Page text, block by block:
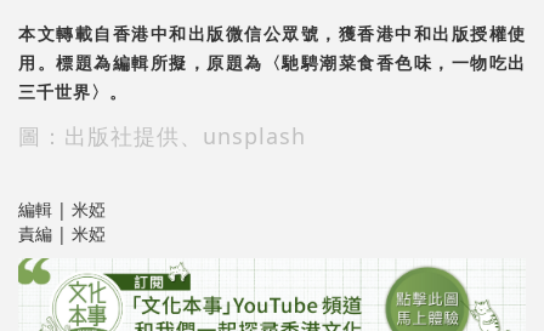
本文轉載自香港中和出版微信公眾號，獲香港中和出版授權使
用。標題為編輯所擬，原題為〈馳騁潮菜食香色味，一物吃出
三千世界〉。
圖：出版社提供、unsplash
編輯 | 米婭
責編 | 米婭